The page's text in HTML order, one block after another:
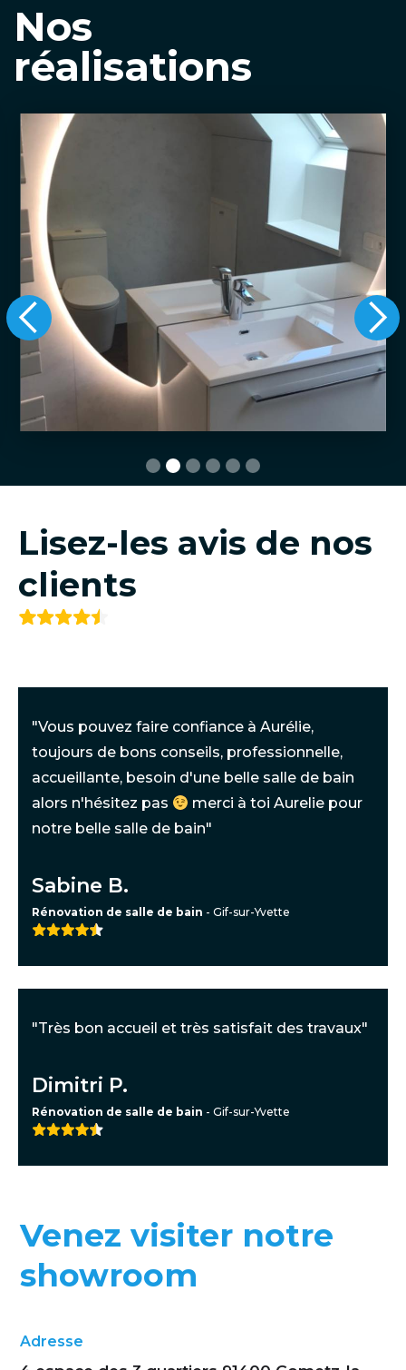
Nos
réalisations
Lisez-les avis de nos
clients
"Vous pouvez faire confiance à Aurélie,
toujours de bons conseils, professionnelle,
accueillante, besoin d'une belle salle de bain
alors n'hésitez pas
merci à toi Aurelie pour
notre belle salle de bain"
Sabine B.
Rénovation de salle de bain - Gif-sur-Yvette
"Très bon accueil et très satisfait des travaux"
Dimitri P.
Rénovation de salle de bain - Gif-sur-Yvette
Venez visiter notre
showroom
Adresse